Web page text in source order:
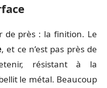
de près : la finition. Le
, et ce n’est pas près de
résistant à la
le métal. Beaucoup